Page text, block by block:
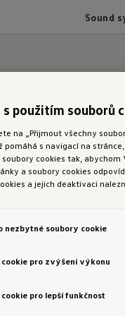
Sound
Součástí
hlubokých tónů
s použitím souborů
na „Přijmout všechny
pomáhá s navigací na
cookies tak,
a soubory cookies
a jejich deaktivaci
nezbytné soubory cookie
cookie pro zvýšení výkonu
pro lepší funkčnost